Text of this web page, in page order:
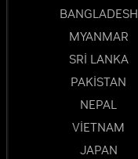
BANGLADESH
MYANMAR
SRI LANKA
PAKISTAN
NEPAL
VIETNAM
JAPAN